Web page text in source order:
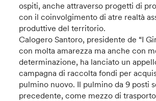
ospiti, anche attraverso progetti di
con il coinvolgimento di atre realtà
produttive del territorio.
Calogero Santoro, presidente de “I
con molta amarezza ma anche con
determinazione, ha lanciato un
campagna di raccolta fondi per
pulmino nuovo. Il pulmino da 9 posti
precedente, come mezzo di